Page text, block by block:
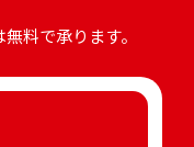
料で承ります。